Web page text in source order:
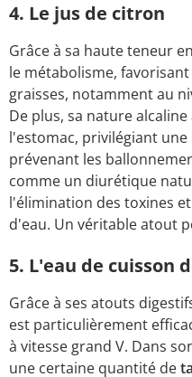
4. Le jus de citron
Grâce à sa haute teneur
le métabolisme,
graisses, notamment au
De plus, sa nature
l'estomac, privilégiant
prévenant les
comme un diurétique
l'élimination des toxines
d'eau. Un véritable atout
5. L'eau de cuisson
Grâce à ses atouts
est particulièrement
à vitesse grand V. Dans
une certaine quantité de